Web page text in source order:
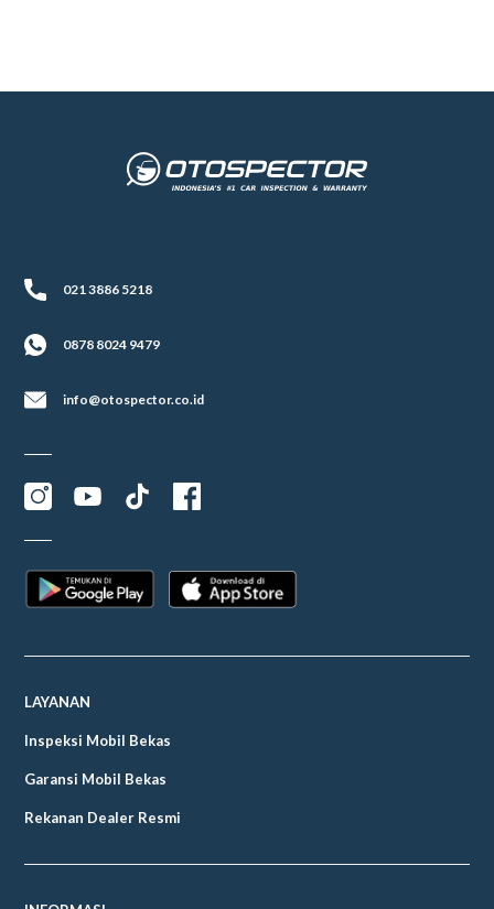
021 3886 5218
0878 8024 9479
info@otospector.co.id
LAYANAN
Inspeksi Mobil Bekas
Garansi Mobil Bekas
Rekanan Dealer Resmi